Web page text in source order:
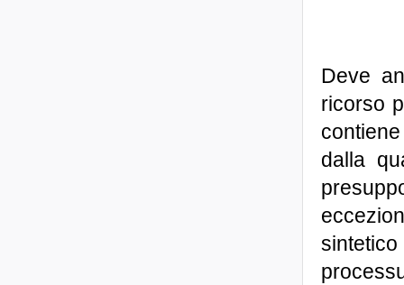
Deve
ricorso
dalla